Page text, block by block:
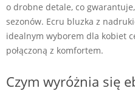
o drobne detale, co
sezonów. Ecru bluzka z
idealnym wyborem dla kobiet
połączoną z komfortem.
Czym wyróżnia się